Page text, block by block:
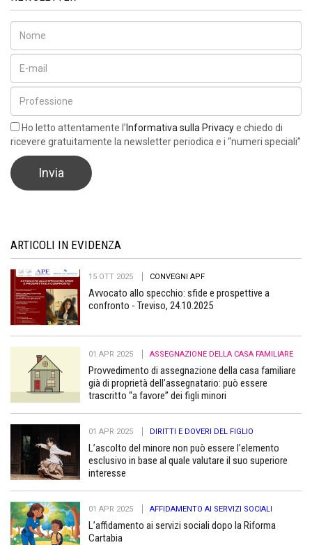
Ho letto attentamente l’ Informativa sulla Privacye chiedo di
ricevere gratuitamente la newsletter periodica e i “numeri speciali”
ARTICOLI IN EVIDENZA
15 OTT 2025 CONVEGNI APF
Avvocato allo specchio: sfide e prospettive a
confronto - Treviso, 24.10.2025
01 APR 2025 ASSEGNAZIONE DELLA CASA FAMILIARE
Provvedimento di assegnazione della casa familiare
già di proprietà dell’assegnatario: può essere
trascritto “a favore” dei figli minori
01 APR 2025 DIRITTI E DOVERI DEL FIGLIO
L’ascolto del minore non può essere l’elemento
esclusivo in base al quale valutare il suo superiore
interesse
01 APR 2025 AFFIDAMENTO AI SERVIZI SOCIALI
L’affidamento ai servizi sociali dopo la Riforma
Cartabia